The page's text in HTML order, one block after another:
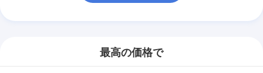
最高の価格で